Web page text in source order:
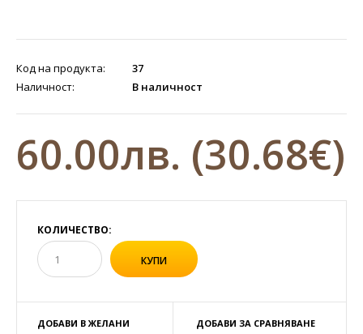
Код на продукта:
37
Наличност:
В наличност
60.00лв. (30.68€)
КОЛИЧЕСТВО:
ДОБАВИ В ЖЕЛАНИ ДОБАВИ ЗА СРАВНЯВАНЕ